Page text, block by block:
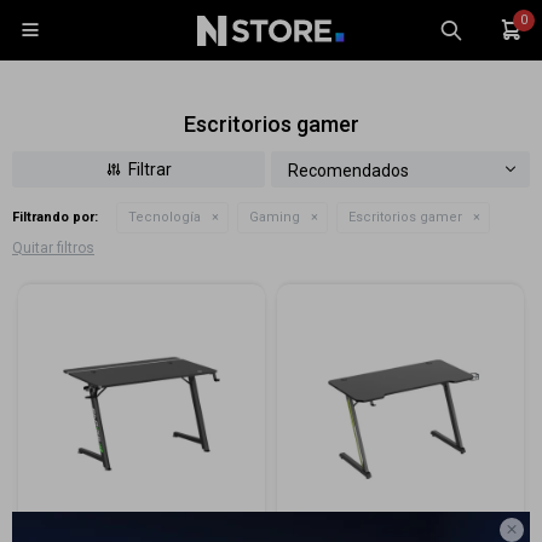

0

Escritorios gamer
Recomendados
Filtrando por: Tecnología Gaming Escritorios gamer
Quitar filtros
TV y Audio
Accesorios
Monitores
Gaming